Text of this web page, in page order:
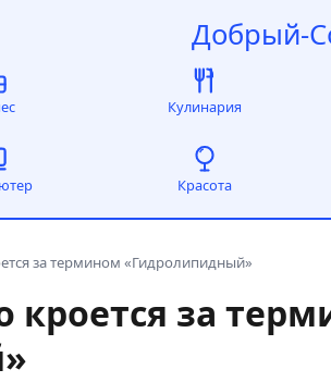
Добрый-
Кулинария
Красота
за термином «Гидролипидный»
кроется за